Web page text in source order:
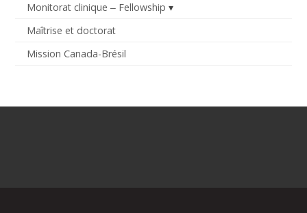
Monitorat clinique ‒ Fellowship
Maîtrise et doctorat
Mission Canada-Brésil